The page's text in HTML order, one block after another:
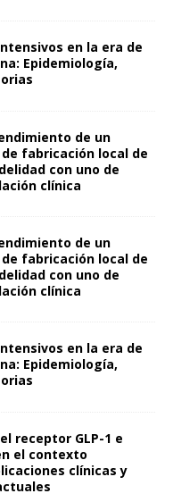
en la era de
Epidemiología,
de un
fabricación local de
con uno de
clínica
de un
fabricación local de
con uno de
clínica
en la era de
Epidemiología,
receptor GLP-1 e
el contexto
clínicas y